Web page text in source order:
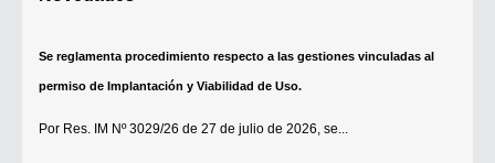
Se reglamenta procedimiento respecto a las gestiones vinculadas al
permiso de Implantación y Viabilidad de Uso.
Por Res. IM Nº 3029/26 de 27 de julio de 2026, se...